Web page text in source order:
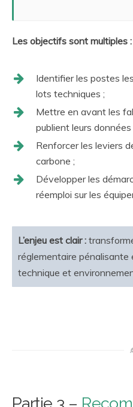
Les objectifs sont multiples :
Identifier les postes
lots techniques ;
Mettre en avant les
publient leurs
Renforcer les leviers
carbone ;
Développer les
réemploi sur les
L’enjeu est clair :
réglementaire
technique et
Partie 3 –